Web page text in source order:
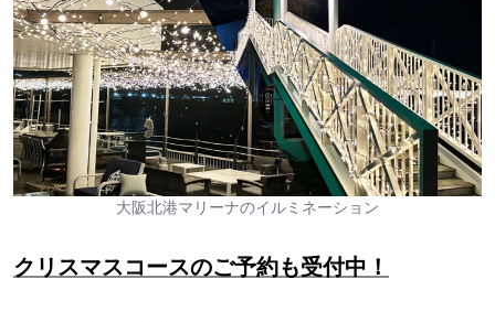
大阪北港マリーナのイルミネーション
クリスマスコースのご予約も受付中！